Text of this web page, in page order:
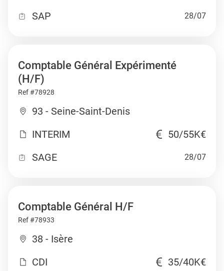
SAP
28/07
Comptable Général Expérimenté
(H/F)
Ref #78928
93 - Seine-Saint-Denis
INTERIM
50/55K€
SAGE
28/07
Comptable Général H/F
Ref #78933
38 - Isère
CDI
35/40K€